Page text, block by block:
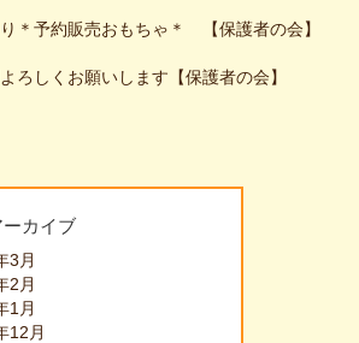
＊予約販売おもちゃ＊ 【保護者の会】
ろしくお願いします【保護者の会】
ーカイブ
3月
2月
1月
12月